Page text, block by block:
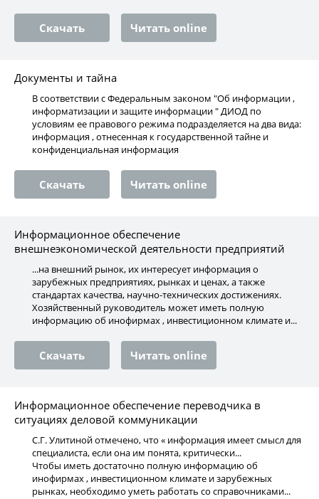
Скачать Читать online
Документы и тайна
В соответствии с Федеральным законом "Об информации ,
информатизации и защите информации " ДИОД по
условиям ее правового режима подразделяется на два вида:
информация , отнесенная к государственной тайне и
конфиденциальная информация
Скачать Читать online
Информационное обеспечение
внешнеэкономической деятельности предприятий
...на внешний рынок, их интересует информация о
зарубежных предприятиях, рынках и ценах, а также
стандартах качества, научно-технических достижениях.
Хозяйственный руководитель может иметь полную
информацию об инофирмах , инвестиционном климате и...
Скачать Читать online
Информационное обеспечение переводчика в
ситуациях деловой коммуникации
С.Г. Улитиной отмечено, что « информация имеет смысл для
специалиста, если она им понята, критически...
Чтобы иметь достаточно полную информацию об
инофирмах , инвестиционном климате и зарубежных
рынках, необходимо уметь работать со справочниками...